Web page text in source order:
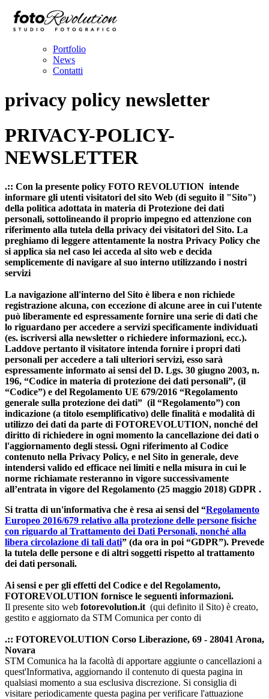
Portfolio
News
Contatti
privacy policy newsletter
PRIVACY-POLICY-
NEWSLETTER
.:: Con la presente policy FOTO REVOLUTION intende
informare gli utenti visitatori del sito Web (di seguito il "Sito")
della politica adottata in materia di Protezione dei dati
personali, sottolineando il proprio impegno ed attenzione con
riferimento alla tutela della privacy dei visitatori del Sito. La
preghiamo di leggere attentamente la nostra Privacy Policy che
si applica sia nel caso lei acceda al sito web e decida
semplicemente di navigare al suo interno utilizzando i nostri
servizi
La navigazione all'interno del Sito è libera e non richiede
registrazione alcuna, con eccezione di alcune aree in cui l'utente
può liberamente ed espressamente fornire una serie di dati che
lo riguardano per accedere a servizi specificamente individuati
(es. iscriversi alla newsletter o richiedere informazioni, ecc.).
Laddove pertanto il visitatore intenda fornire i propri dati
personali per accedere a tali ulteriori servizi, esso sarà
espressamente informato ai sensi del D. Lgs. 30 giugno 2003, n.
196, “Codice in materia di protezione dei dati personali”, (il
“Codice”) e del Regolamento UE 679/2016 “Regolamento
generale sulla protezione dei dati” (il “Regolamento”) con
indicazione (a titolo esemplificativo) delle finalità e modalità di
utilizzo dei dati da parte di FOTOREVOLUTION, nonché del
diritto di richiedere in ogni momento la cancellazione dei dati o
l'aggiornamento degli stessi. Ogni riferimento al Codice
contenuto nella Privacy Policy, e nel Sito in generale, deve
intendersi valido ed efficace nei limiti e nella misura in cui le
norme richiamate resteranno in vigore successivamente
all’entrata in vigore del Regolamento (25 maggio 2018) GDPR .
Si tratta di un'informativa che è resa ai sensi del “Regolamento
Europeo 2016/679 relativo alla protezione delle persone fisiche
con riguardo al Trattamento dei Dati Personali, nonché alla
libera circolazione di tali dati” (da ora in poi “GDPR”). Prevede
la tutela delle persone e di altri soggetti rispetto al trattamento
dei dati personali.
Ai sensi e per gli effetti del Codice e del Regolamento,
FOTOREVOLUTION fornisce le seguenti informazioni.
Il presente sito web fotorevolution.it (qui definito il Sito) è creato,
gestito e aggiornato da STM Comunica per conto di
.:: FOTOREVOLUTION Corso Liberazione, 69 - 28041 Arona,
Novara
STM Comunica ha la facoltà di apportare aggiunte o cancellazioni a
quest'Informativa, aggiornando il contenuto di questa pagina in
qualsiasi momento a sua esclusiva discrezione. Si consiglia di
visitare periodicamente questa pagina per verificare l'attuazione